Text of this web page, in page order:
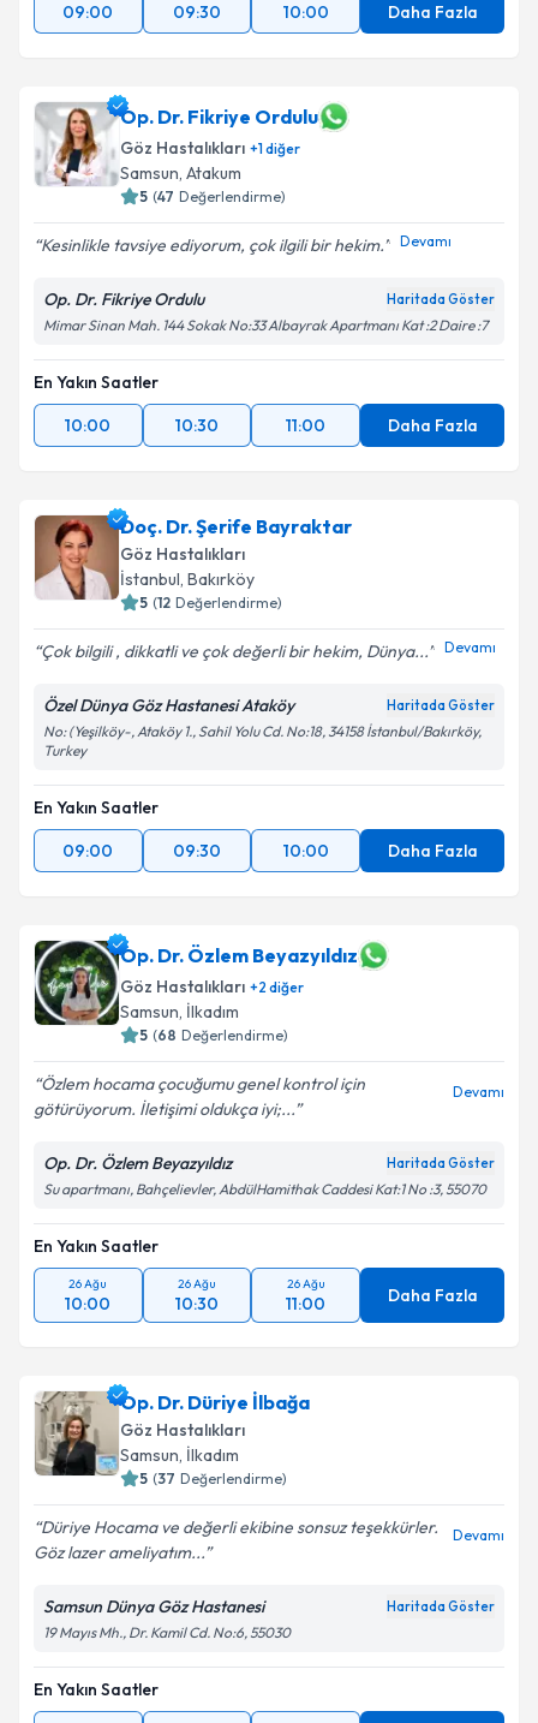
09:00
09:30 10:00 Daha Fazla
Op. Dr. Fikriye Ordulu
Göz Hastalıkları +1diğer
Samsun, Atakum
5 (47 Değerlendirme)
Kesinlikle tavsiye ediyorum, çok ilgili bir hekim. Devamı
Op. Dr. Fikriye Ordulu Haritada Göster
Mimar Sinan Mah. 144 Sokak No:33 Albayrak Apartmanı Kat :2 Daire :7
En Yakın Saatler
10:00
10:30 11:00 Daha Fazla
Doç. Dr. Şerife Bayraktar
Göz Hastalıkları
İstanbul, Bakırköy
5 (12 Değerlendirme)
Çok bilgili , dikkatli ve çok değerli bir hekim, Dünya... Devamı
Özel Dünya Göz Hastanesi Ataköy Haritada Göster
No: (Yeşilköy-, Ataköy 1., Sahil Yolu Cd. No:18, 34158 İstanbul/Bakırköy,
Turkey
En Yakın Saatler
09:00
09:30 10:00 Daha Fazla
Op. Dr. Özlem Beyazyıldız
Göz Hastalıkları +2 diğer
Samsun, İlkadım
5 (68 Değerlendirme)
Özlem hocama çocuğumu genel kontrol için
götürüyorum. İletişimi oldukça iyi;...
Devamı
Op. Dr. Özlem Beyazyıldız Haritada Göster
Su apartmanı, Bahçelievler, AbdülHamithak Caddesi Kat:1 No :3, 55070
En Yakın Saatler
26 Ağu
10:00
26 Ağu
10:30
26 Ağu
11:00 Daha Fazla
Op. Dr. Düriye İlbağa
Göz Hastalıkları
Samsun, İlkadım
5 (37 Değerlendirme)
Düriye Hocama ve değerli ekibine sonsuz teşekkürler.
Göz lazer ameliyatım...
Devamı
Samsun Dünya Göz Hastanesi Haritada Göster
19 Mayıs Mh., Dr. Kamil Cd. No:6, 55030
En Yakın Saatler